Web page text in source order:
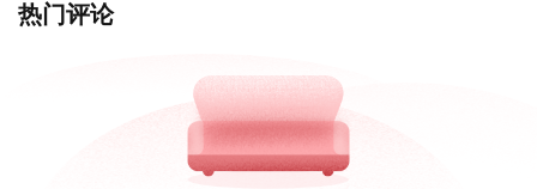
热门评论